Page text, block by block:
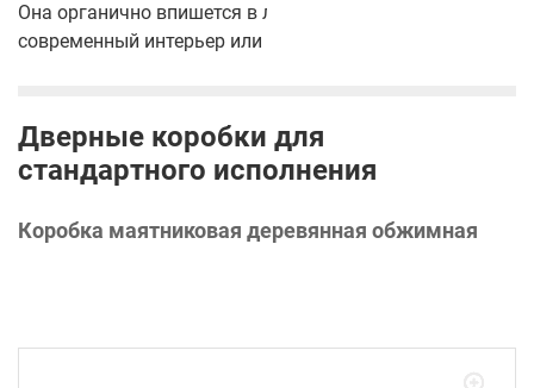
Она органично впишется в любую обстановку, будь то
современный интерьер или более классический стиль.
Дверные коробки для
стандартного исполнения
Коробка маятниковая деревянная обжимная